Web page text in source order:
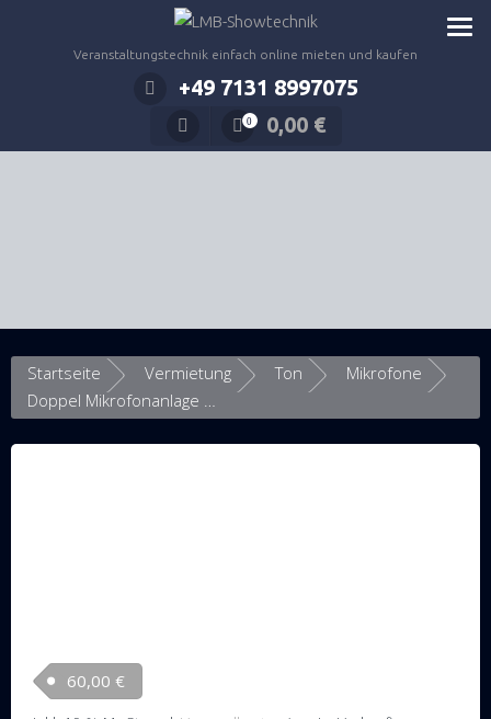
Veranstaltungstechnik einfach online mieten und kaufen
+49 7131 8997075
0 0,00 €
Startseite Vermietung Ton
Mikrofone
Doppel Mikrofonanlage Beyerdynamic Opus 900
60,00 €